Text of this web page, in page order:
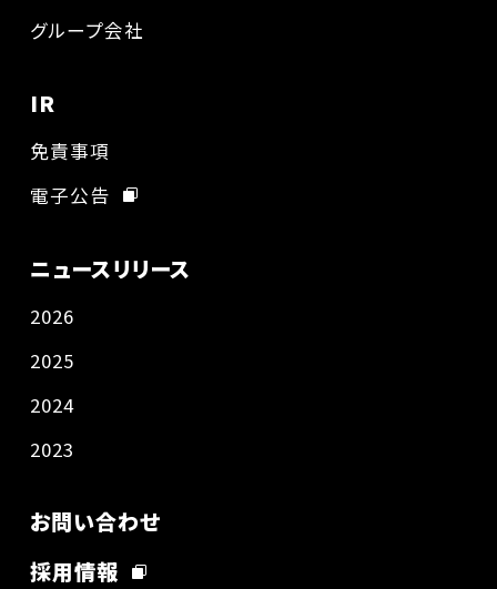
グループ会社
IR
免責事項
電子公告
ニュースリリース
2026
2025
2024
2023
お問い合わせ
採用情報